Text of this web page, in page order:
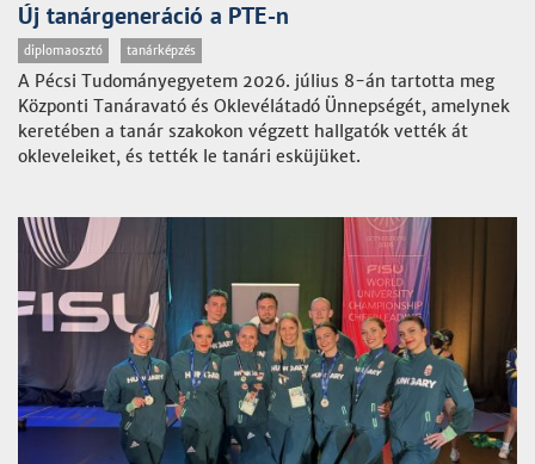
Új tanárgeneráció a PTE-n
diplomaosztó tanárképzés
A Pécsi Tudományegyetem 2026. július 8-án tartotta meg
Központi Tanáravató és Oklevélátadó Ünnepségét, amelynek
keretében a tanár szakokon végzett hallgatók vették át
okleveleiket, és tették le tanári esküjüket.